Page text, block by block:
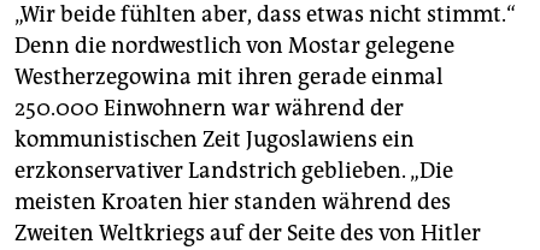
„Wir beide fühlten aber, dass etwas nicht stimmt.“
Denn die nordwestlich von Mostar gelegene
Westherzegowina mit ihren gerade einmal
250.000 Einwohnern war während der
kommunistischen Zeit Jugoslawiens ein
erzkonservativer Landstrich geblieben. „Die
meisten Kroaten hier standen während des
Zweiten Weltkriegs auf der Seite des von Hitler